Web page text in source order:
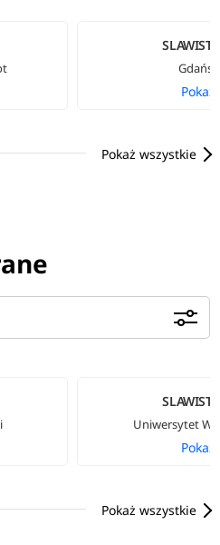
Gdańsk
Pokaż
Pokaż wszystkie
Uniwersytet
Pokaż
Pokaż wszystkie